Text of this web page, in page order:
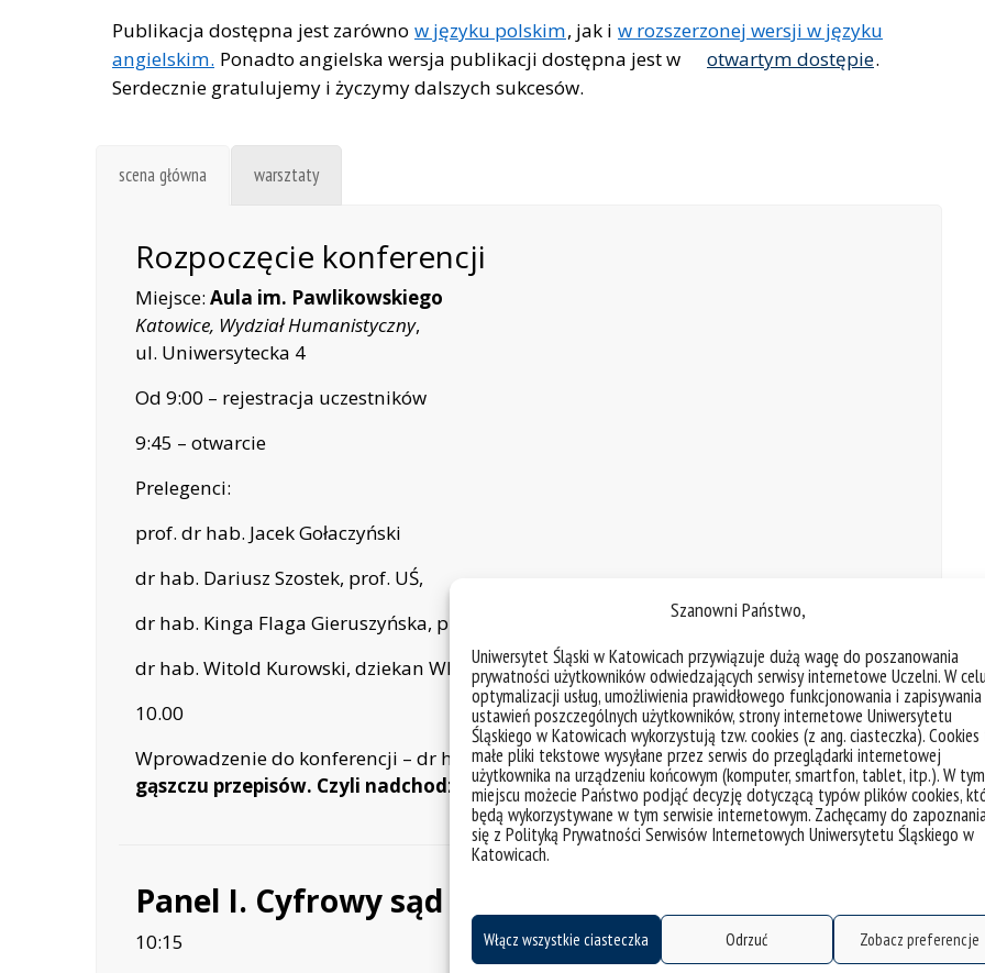
Szanowni Państwo,
Uniwersytet Śląski w Katowicach przywiązuje dużą wagę do poszanowania
prywatności użytkowników odwiedzających serwisy internetowe Uczelni. W
optymalizacji usług, umożliwienia prawidłowego funkcjonowania i zapisywania
ustawień poszczególnych użytkowników, strony internetowe Uniwersytetu
Śląskiego w Katowicach wykorzystują tzw. cookies (z ang. ciasteczka).
małe pliki tekstowe wysyłane przez serwis do przeglądarki internetowej
użytkownika na urządzeniu końcowym (komputer, smartfon, tablet, itp.). W tym
miejscu możecie Państwo podjąć decyzję dotyczącą typów plików cookies,
będą wykorzystywane w tym serwisie internetowym. Zachęcamy do
się z Polityką Prywatności Serwisów Internetowych Uniwersytetu Śląskiego w
Katowicach.
Włącz wszystkie ciasteczka Odrzuć Zobacz preferencje
Publikacja dostępna jest zarówno w języku polskim, jak i w rozszerzonej wersji w języku
angielskim. Ponadto angielska wersja publikacji dostępna jest w otwartym dostępie.
Serdecznie gratulujemy i życzymy dalszych sukcesów.
scena główna warsztaty
Rozpoczęcie konferencji
Miejsce: Aula im. Pawlikowskiego
Katowice, Wydział Humanistyczny,
ul. Uniwersytecka 4
Od 9:00 – rejestracja uczestników
9:45 – otwarcie
Prelegenci:
prof. dr hab. Jacek Gołaczyński
dr hab. Dariusz Szostek, prof. UŚ,
dr hab. Kinga Flaga Gieruszyńska, prof. USz
dr hab. Witold Kurowski, dziekan WPIA UŚ
10.00
Wprowadzenie do konferencji – dr hab. Dariusz Szostek, prof. UŚ:Transformacja w
gąszczu przepisów. Czyli nadchodzące tsunami legislacyjne.
Panel I. Cyfrowy sąd
10:15